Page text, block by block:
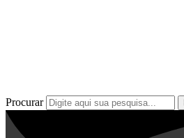
Procurar